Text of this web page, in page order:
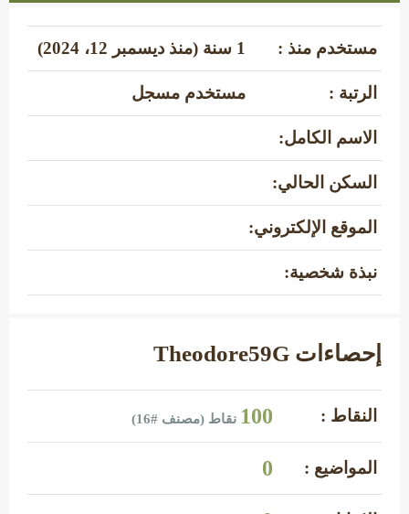
مستخدم منذ : 1 سنة (منذ ديسمبر 12، 2024)
الرتبة : مستخدم مسجل
الاسم الكامل:
السكن الحالي:
الموقع الإلكتروني:
نبذة شخصية:
إحصاءات Theodore59G
النقاط : 100 نقاط (مصنف #16
)
المواضيع : 0